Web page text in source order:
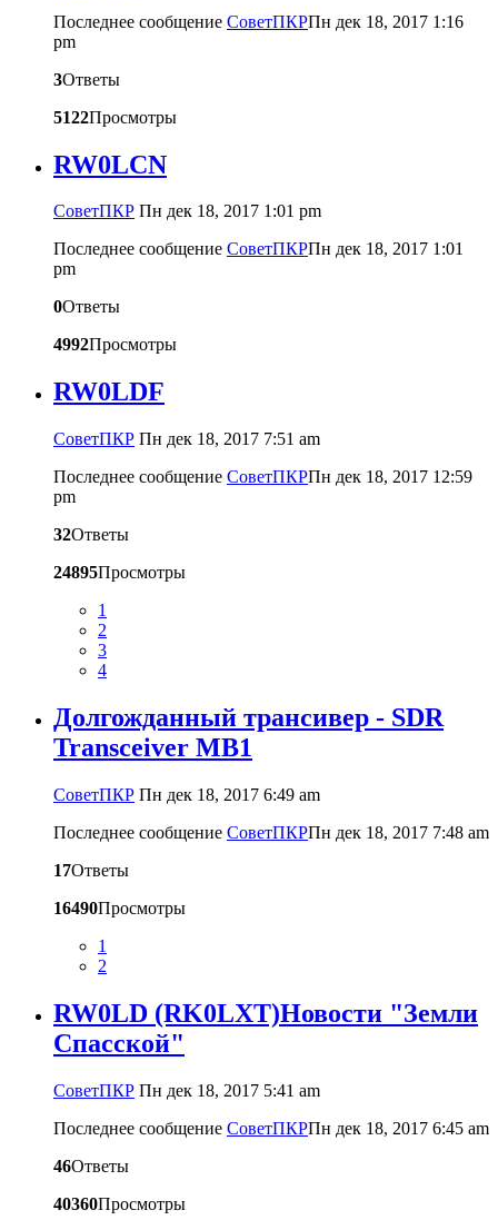
Последнее сообщение CоветПКРПн дек 18, 2017 1:16
pm
3Ответы
5122Просмотры
RW0LCN
CоветПКР Пн дек 18, 2017 1:01 pm
Последнее сообщение CоветПКРПн дек 18, 2017 1:01
pm
0Ответы
4992Просмотры
RW0LDF
CоветПКР Пн дек 18, 2017 7:51 am
Последнее сообщение CоветПКРПн дек 18, 2017 12:59
pm
32Ответы
24895Просмотры
1
2
3
4
Долгожданный трансивер - SDR
Transceiver MB1
CоветПКР Пн дек 18, 2017 6:49 am
Последнее сообщение CоветПКРПн дек 18, 2017 7:48 am
17Ответы
16490Просмотры
1
2
RW0LD (RK0LXT)Новости "Земли
Спасской"
CоветПКР Пн дек 18, 2017 5:41 am
Последнее сообщение CоветПКРПн дек 18, 2017 6:45 am
46Ответы
40360Просмотры